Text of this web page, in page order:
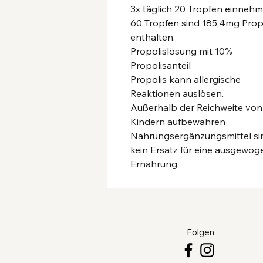
3x täglich 20 Tropfen
60 Tropfen sind 185,4mg
enthalten.
Propolislösung mit 10%
Propolisanteil
Propolis kann allergische
Reaktionen auslösen.
Außerhalb der Reichweite von
Kindern aufbewahren
Nahrungsergänzungsmittel
kein Ersatz für eine
Ernährung.
Folgen